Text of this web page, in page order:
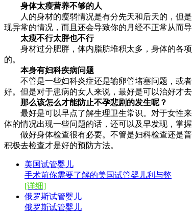
身体太瘦营养不够的人
人的身材的瘦弱情况是有分先天和后天的，但是
现异常的情况，而且还会导致你的月经不正常从而导
太瘦不行太胖也不行
身材过分肥胖，体内脂肪堆积太多，身体的各项
的。
本身有妇科疾病问题
不管是一些妇科炎症还是输卵管堵塞问题，或者
好。但是对于患病的女人来说，最好是可以治好才
那么该怎么才能防止不孕悲剧的发生呢？
最好是可以早点了解生理卫生常识。对于女性来
体的情况出现一些问题的话，还可以及早发现，掌
做好身体检查很有必要。不管是妇科检查还是普
积极去检查才是好的预防方法。
美国试管婴儿
手术前你需要了解的美国试管婴儿利与弊
[详细]
俄罗斯试管婴儿
俄罗斯试管婴儿